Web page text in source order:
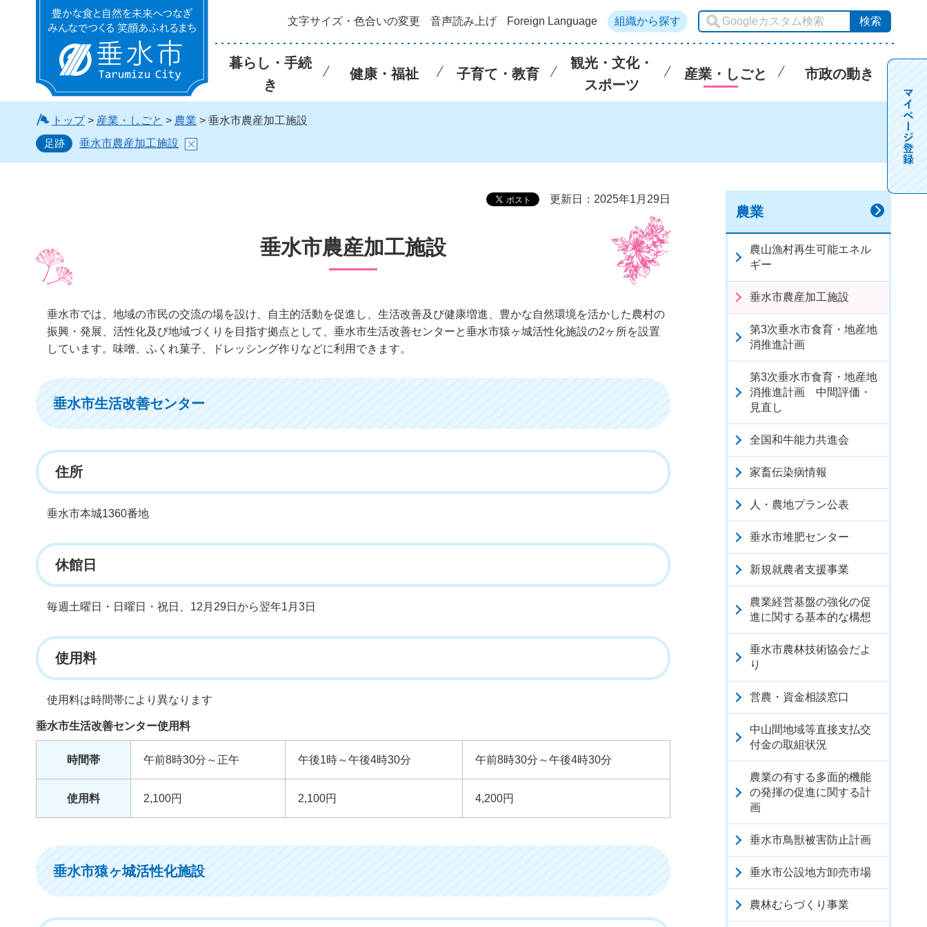
垂水市 文字サイズ・色合いの変更 音声読み上げ Foreign Language 組織から探す
暮らし・手続
き
健康・福祉 子育て・教育
観光・文化・
スポーツ
産業・しごと 市政の動き
トップ> 産業・しごと > 農業 > 垂水市農産加工施設
足跡
垂水市農産加工施設
更新日：2025年1月29日
垂水市農産加工施設
垂水市では、地域の市民の交流の場を設け、自主的活動を促進し、生活改善及び健康増進、豊かな自然環境を活かした農村の
振興・発展、活性化及び地域づくりを目指す拠点として、垂水市生活改善センターと垂水市猿ヶ城活性化施設の2ヶ所を設置
しています。味噌、ふくれ菓子、ドレッシング作りなどに利用できます。
垂水市生活改善センター
住所
垂水市本城1360番地
休館日
毎週土曜日・日曜日・祝日、12月29日から翌年1月3日
使用料
使用料は時間帯により異なります
垂水市生活改善センター使用料
時間帯 午前8時30分～正午 午後1時～午後4時30分 午前8時30分～午後4時30分
使用料 2,100円 2,100円 4,200円
垂水市猿ヶ城活性化施設
農業
農山漁村再生可能エネル
ギー
垂水市農産加工施設
第3次垂水市食育・地産地
消推進計画
第3次垂水市食育・地産地
消推進計画 中間評価・
見直し
全国和牛能力共進会
家畜伝染病情報
人・農地プラン公表
垂水市堆肥センター
新規就農者支援事業
農業経営基盤の強化の促
進に関する基本的な構想
垂水市農林技術協会だよ
り
営農・資金相談窓口
中山間地域等直接支払交
付金の取組状況
農業の有する多面的機能
の発揮の促進に関する計
画
垂水市鳥獣被害防止計画
垂水市公設地方卸売市場
農林むらづくり事業